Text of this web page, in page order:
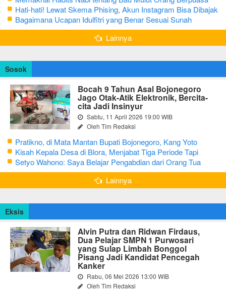
Secara Bijak Agar Tidak Menggangu
Hati-hati! Lewat Skema Phising, Akun Instagram Bisa Dibajak
Kurang dari 3 Menit
Bagaimana Ucapan Idulfitri yang Benar Sesuai Sunah
Rasulullah
Lainnya
Sosok
Bocah 9 Tahun Asal Bojonegoro
Jago Otak-Atik Elektronik, Bercita-
cita Jadi Insinyur
Sabtu, 11 April 2026 19:00 WIB
Oleh Tim Redaksi
Pratikno, di Mata Mantan Bupati Bojonegoro, Kang Yoto
Kisah Kepala Desa di Blora, Menjabat Tiga Periode Tapi
Masih Hidup Sederhana
Setyo Wahono: Saya Belajar Pengabdian dari Orang Tua
Lainnya
Eksis
Alvin Putra dan Ridwan Firdaus,
Dua Pelajar SMPN 1 Purwosari
yang Sulap Limbah Bonggol
Pisang Jadi Kandidat Pencegah
Kanker
Rabu, 06 Mei 2026 13:00 WIB
Oleh Tim Redaksi